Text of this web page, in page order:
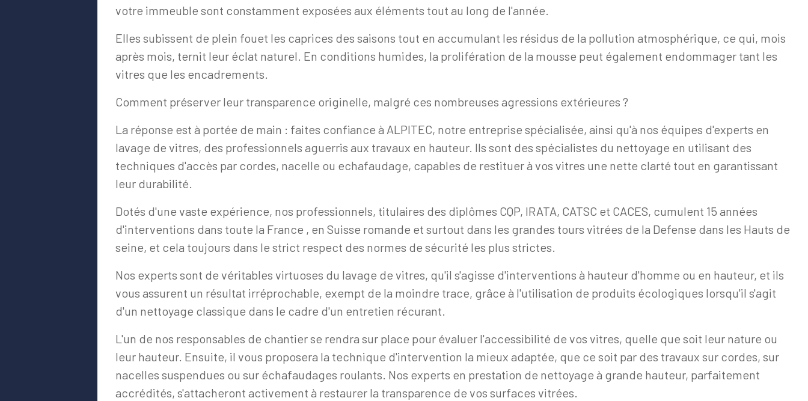
votre immeuble sont constamment exposées aux éléments tout au long de l'année.
Elles subissent de plein fouet les caprices des saisons tout en accumulant les résidus de la pollution atmosphérique, ce qui, mois
après mois, ternit leur éclat naturel. En conditions humides, la prolifération de la mousse peut également endommager tant les
vitres que les encadrements.
Comment préserver leur transparence originelle, malgré ces nombreuses agressions extérieures ?
La réponse est à portée de main : faites confiance à ALPITEC, notre entreprise spécialisée, ainsi qu'à nos équipes d'experts en
lavage de vitres, des professionnels aguerris aux travaux en hauteur. Ils sont des spécialistes du nettoyage en utilisant des
techniques d'accès par cordes, nacelle ou echafaudage, capables de restituer à vos vitres une nette clarté tout en garantissant
leur durabilité.
Dotés d'une vaste expérience, nos professionnels, titulaires des diplômes CQP, IRATA, CATSC et CACES, cumulent 15 années
d'interventions dans toute la France , en Suisse romande et surtout dans les grandes tours vitrées de la Defense dans les Hauts de
seine, et cela toujours dans le strict respect des normes de sécurité les plus strictes.
Nos experts sont de véritables virtuoses du lavage de vitres, qu'il s'agisse d'interventions à hauteur d'homme ou en hauteur, et ils
vous assurent un résultat irréprochable, exempt de la moindre trace, grâce à l'utilisation de produits écologiques lorsqu'il s'agit
d'un nettoyage classique dans le cadre d'un entretien récurant.
L'un de nos responsables de chantier se rendra sur place pour évaluer l'accessibilité de vos vitres, quelle que soit leur nature ou
leur hauteur. Ensuite, il vous proposera la technique d'intervention la mieux adaptée, que ce soit par des travaux sur cordes, sur
nacelles suspendues ou sur échafaudages roulants. Nos experts en prestation de nettoyage à grande hauteur, parfaitement
accrédités, s'attacheront activement à restaurer la transparence de vos surfaces vitrées.